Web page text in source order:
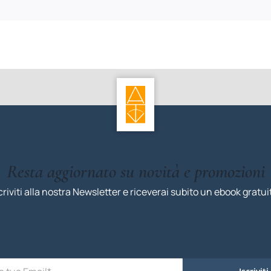
Resta aggiornato su novità e promozioni
alla nostra Newsletter e riceverai subito un ebook